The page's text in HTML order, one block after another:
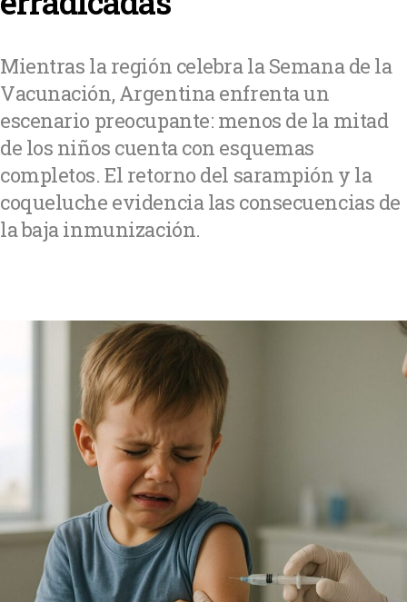
Mientras la región celebra la Semana de la
Vacunación, Argentina enfrenta un
escenario preocupante: menos de la mitad
de los niños cuenta con esquemas
completos. El retorno del sarampión y la
coqueluche evidencia las consecuencias de
la baja inmunización.